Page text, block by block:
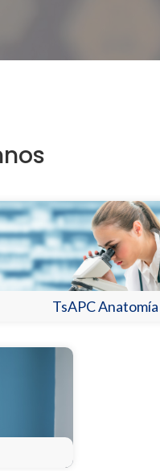
TsAPC Anatomía